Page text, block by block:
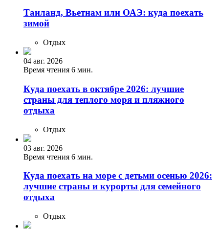
Таиланд, Вьетнам или ОАЭ: куда поехать
зимой
Отдых
04 авг. 2026
Время чтения 6 мин.
Куда поехать в октябре 2026: лучшие
страны для теплого моря и пляжного
отдыха
Отдых
03 авг. 2026
Время чтения 6 мин.
Куда поехать на море с детьми осенью 2026:
лучшие страны и курорты для семейного
отдыха
Отдых